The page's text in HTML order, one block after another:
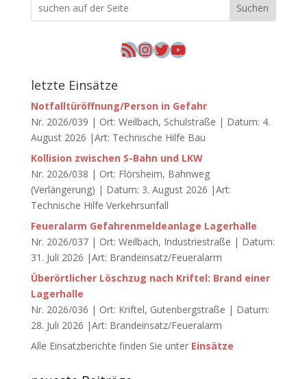
Suchen
RSS-Feed
Instagram
Twitter
YouTube
letzte Einsätze
Notfalltüröffnung/Person in Gefahr
Nr. 2026/039 | Ort: Weilbach, Schulstraße | Datum: 4.
August 2026 |Art: Technische Hilfe Bau
Kollision zwischen S-Bahn und LKW
Nr. 2026/038 | Ort: Flörsheim, Bahnweg
(Verlängerung) | Datum: 3. August 2026 |Art:
Technische Hilfe Verkehrsunfall
Feueralarm Gefahrenmeldeanlage Lagerhalle
Nr. 2026/037 | Ort: Weilbach, Industriestraße | Datum:
31. Juli 2026 |Art: Brandeinsatz/Feueralarm
Überörtlicher Löschzug nach Kriftel: Brand einer
Lagerhalle
Nr. 2026/036 | Ort: Kriftel, Gutenbergstraße | Datum:
28. Juli 2026 |Art: Brandeinsatz/Feueralarm
Alle Einsatzberichte finden Sie unter Einsätze